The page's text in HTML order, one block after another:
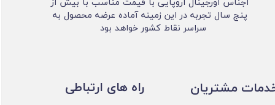
اجناس اورجینال اروپایی با قیمت مناسب با بیش از
پنج سال تجربه در این زمینه آماده عرضه محصول به
سراسر نقاط کشور خواهد بود
مشتریان ​​راه های ارتباطی